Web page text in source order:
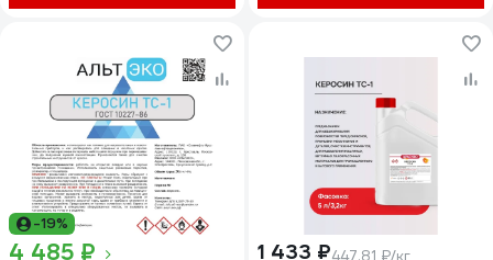
-19%
4 485 ₽ 1 433 ₽447.81 ₽/кг